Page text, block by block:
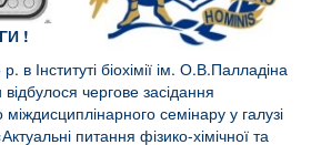
!
Інституті біохімії ім. О.В.Палладіна
чергове засідання
семінару у галузі
питання фізико-хімічної та